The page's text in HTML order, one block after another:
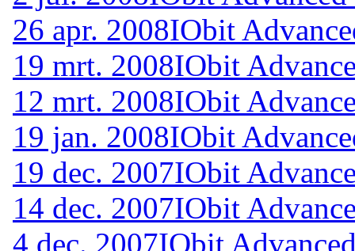
26 apr. 2008IObit
19 mrt. 2008IObit
12 mrt. 2008IObit
19 jan. 2008IObit
19 dec. 2007IObit
14 dec. 2007IObit
4 dec. 2007IObit